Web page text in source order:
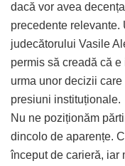
dacă vor avea
precedente relevante.
judecătorului Vasile
permis să creadă că
urma unor decizii
presiuni instituționale.
Nu ne poziționăm
dincolo de aparențe.
început de carieră, iar